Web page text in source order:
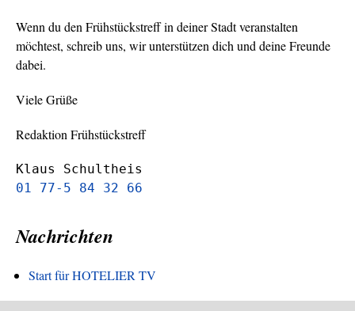
Wenn du den Frühstückstreff in deiner Stadt veranstalten
möchtest, schreib uns, wir unterstützen dich und deine Freunde
dabei.
Viele Grüße
Redaktion Frühstückstreff
Klaus Schultheis
01 77-5 84 32 66
Nachrichten
Start für HOTELIER TV